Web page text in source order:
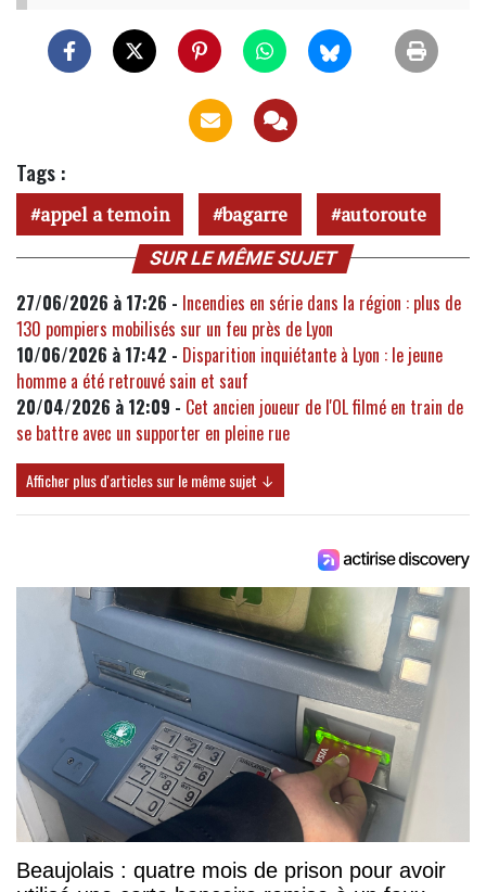
Tags :
appel a temoin bagarre autoroute
SUR LE MÊME SUJET
27/06/2026 à 17:26 - Incendies en série dans la région : plus de
130 pompiers mobilisés sur un feu près de Lyon
10/06/2026 à 17:42 - Disparition inquiétante à Lyon : le jeune
homme a été retrouvé sain et sauf
20/04/2026 à 12:09 - Cet ancien joueur de l'OL filmé en train de
se battre avec un supporter en pleine rue
Afficher plus d'articles sur le même sujet ↓
Beaujolais : quatre mois de prison pour avoir